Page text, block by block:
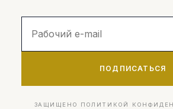
ПОДПИСАТЬСЯ
ЗАЩИЩЕНО ПОЛИТИКОЙ